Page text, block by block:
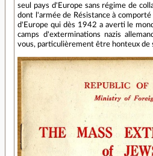
seul pays d'Europe sans régime de
dont l'armée de Résistance à
d'Europe qui dès 1942 a averti le
camps d'exterminations nazis
vous, particulièrement être honteux de